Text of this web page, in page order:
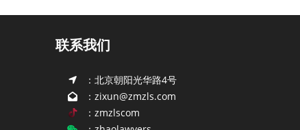
联系我们
：北京朝阳光华路4号
：zixun@zmzls.com
：zmzlscom